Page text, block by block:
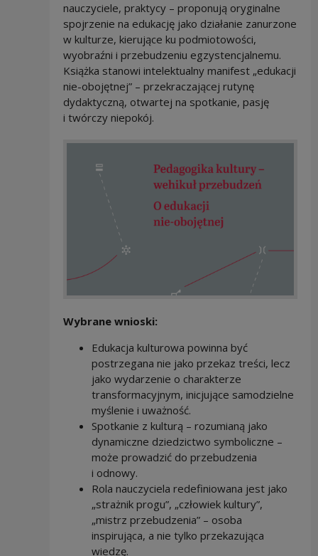
nauczyciele, praktycy – proponują oryginalne
spojrzenie na edukację jako działanie zanurzone
w kulturze, kierujące ku podmiotowości,
wyobraźni i przebudzeniu egzystencjalnemu.
Książka stanowi intelektualny manifest „edukacji
nie-obojętnej” – przekraczającej rutynę
dydaktyczną, otwartej na spotkanie, pasję
i twórczy niepokój.
Wybrane wnioski:
Edukacja kulturowa powinna być
postrzegana nie jako przekaz treści, lecz
jako wydarzenie o charakterze
transformacyjnym, inicjujące samodzielne
myślenie i uważność.
Spotkanie z kulturą – rozumianą jako
dynamiczne dziedzictwo symboliczne –
może prowadzić do przebudzenia
i odnowy.
Rola nauczyciela redefiniowana jest jako
„strażnik progu”, „człowiek kultury”,
„mistrz przebudzenia” – osoba
inspirująca, a nie tylko przekazująca
wiedzę.